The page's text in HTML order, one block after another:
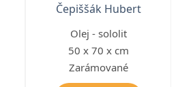
Čepiššák Hubert
Olej - sololit
50 x 70 x cm
Zarámované